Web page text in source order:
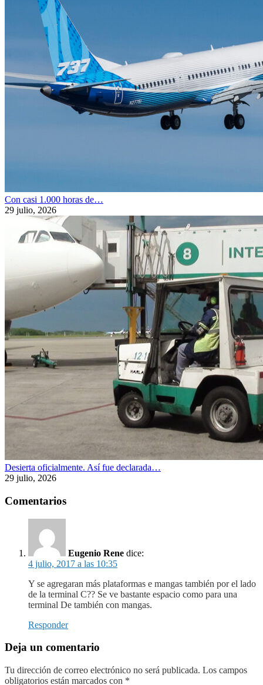
Con casi 1.000 horas de…
29 julio, 2026
Desierta oficialmente. Así fue declarada…
29 julio, 2026
Comentarios
Eugenio Rene dice:
4 julio, 2017 a las 10:35
Y se agregaran más plataformas e mangas también por el lado
de la terminal C?? Se ve bastante espacio como para una
terminal De también con mangas.
Responder
Deja un comentario
Tu dirección de correo electrónico no será publicada. Los campos
obligatorios están marcados con *